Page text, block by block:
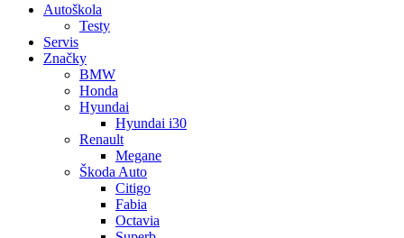
Autoškola
Testy
Servis
Značky
BMW
Honda
Hyundai
Hyundai i30
Renault
Megane
Škoda Auto
Citigo
Fabia
Octavia